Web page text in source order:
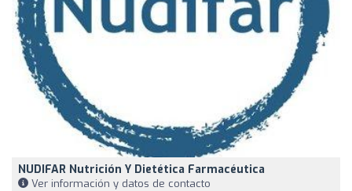
NUDIFAR Nutrición Y Dietética Farmacéutica
Ver información y datos de contacto